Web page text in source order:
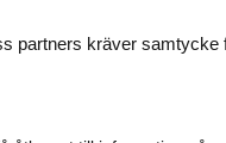
din företagsinformation
hantera dina omdömen
partners kräver samtycke